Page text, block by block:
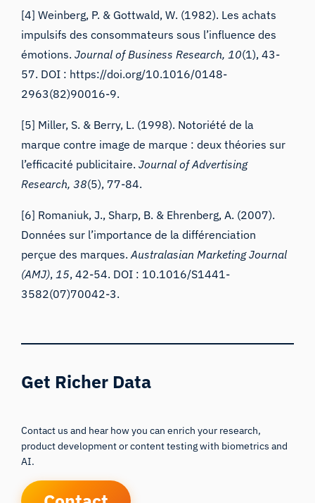
[4] Weinberg, P. & Gottwald, W. (1982). Les achats
impulsifs des consommateurs sous l’influence des
émotions.Journal of Business Research, 10(1), 43-
57. DOI : https://doi.org/10.1016/0148-
2963(82)90016-9.
[5] Miller, S. & Berry, L. (1998). Notoriété de la
marque contre image de marque : deux théories sur
l’efficacité publicitaire. Journal of Advertising
Research, 38(5), 77-84.
[6] Romaniuk, J., Sharp, B. & Ehrenberg, A. (2007).
Données sur l’importance de la différenciation
perçue des marques.Australasian Marketing Journal
(AMJ),15, 42-54. DOI : 10.1016/S1441-
3582(07)70042-3.
Get Richer Data
Contact us and hear how you can enrich your research,
product development or content testing with biometrics and
AI.